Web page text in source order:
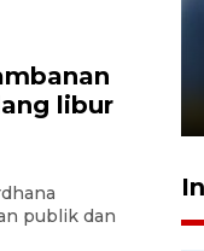
libur
publik dan